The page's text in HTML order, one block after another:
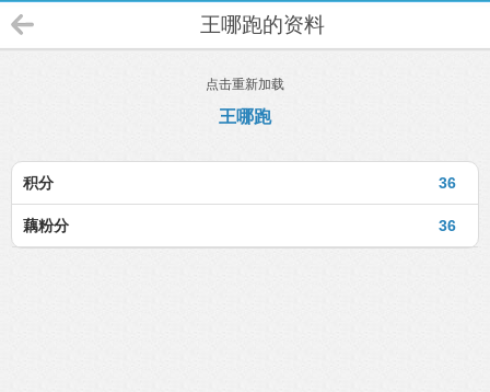
王哪跑的资料
点击重新加载
王哪跑
36
积分
36
藕粉分